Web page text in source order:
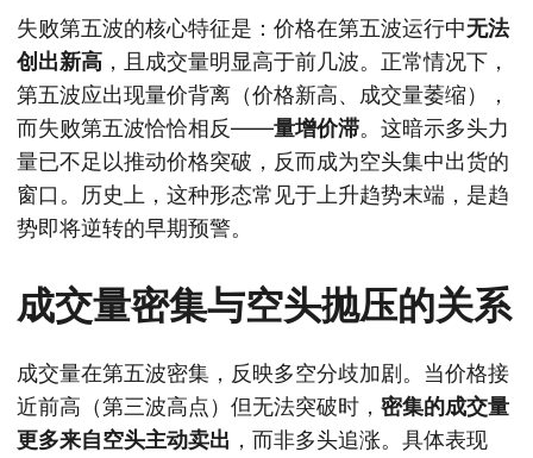
失败第五波的核心特征是：价格在第五波运行中无法
创出新高 ，且成交量明显高于前几波。正常情况下，
第五波应出现量价背离（价格新高、成交量萎缩），
而失败第五波恰恰相反——量增价滞。这暗示多头力
量已不足以推动价格突破，反而成为空头集中出货的
窗口。历史上，这种形态常见于上升趋势末端，是趋
势即将逆转的早期预警。
成交量密集与空头抛压的关系
成交量在第五波密集，反映多空分歧加剧。当价格接
近前高（第三波高点）但无法突破时， 密集的成交量
更多来自空头主动卖出 ，而非多头追涨。具体表现